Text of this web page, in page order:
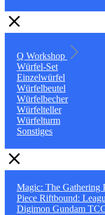
Q Workshop
Würfel-Set
Einzelwürfel
Würfelbeutel
Würfelbecher
Würfelteller
Würfelturm
Sonstiges
Magic: The Gathering
Piece Riftbound:
Digimon Gundam